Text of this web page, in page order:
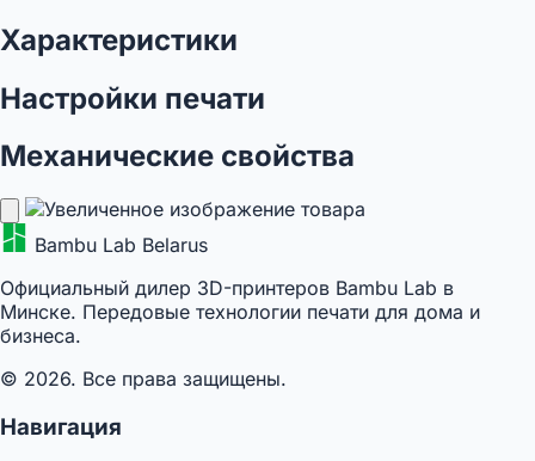
Характеристики
Настройки печати
Механические свойства
Bambu Lab Belarus
Официальный дилер 3D-принтеров Bambu Lab в
Минске. Передовые технологии печати для дома и
бизнеса.
© 2026. Все права защищены.
Навигация